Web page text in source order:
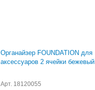
Органайзер FOUNDATION для
аксессуаров 2 ячейки бежевый
Арт. 18120055